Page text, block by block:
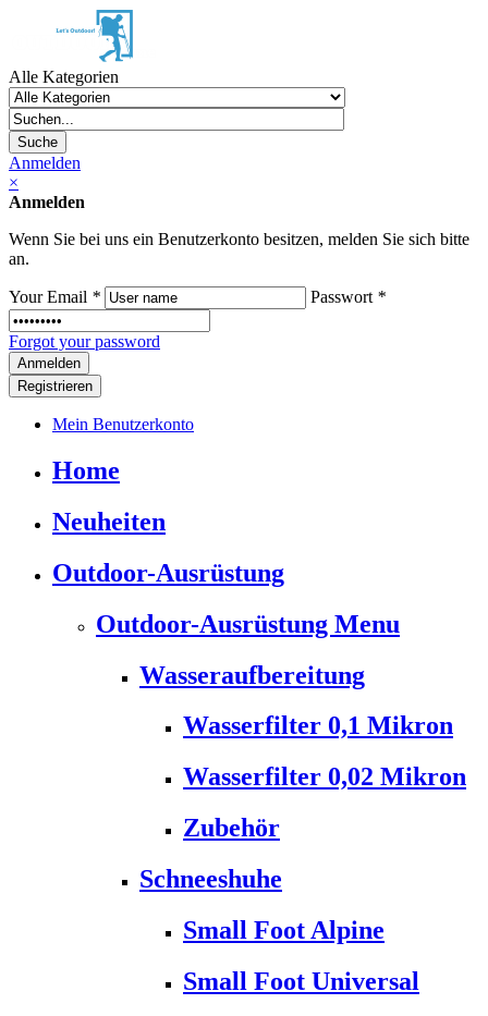
Alle Kategorien
Suche
Anmelden
×
Anmelden
Wenn Sie bei uns ein Benutzerkonto besitzen, melden Sie sich bitte
an.
Your Email * Passwort *
Forgot your password
Registrieren
Mein Benutzerkonto
Home
Neuheiten
Outdoor-Ausrüstung
Outdoor-Ausrüstung Menu
Wasseraufbereitung
Wasserfilter 0,1 Mikron
Wasserfilter 0,02 Mikron
Zubehör
Schneeshuhe
Small Foot Alpine
Small Foot Universal